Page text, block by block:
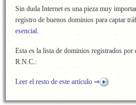
Sin duda Internet es una pieza muy
registro de buenos dominios para captar
esencial.
Esta es la lista de dominios registrados
R.N.C.:
Leer el resto de este artículo ⇒